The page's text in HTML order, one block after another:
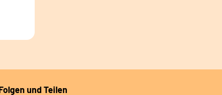
und Teilen